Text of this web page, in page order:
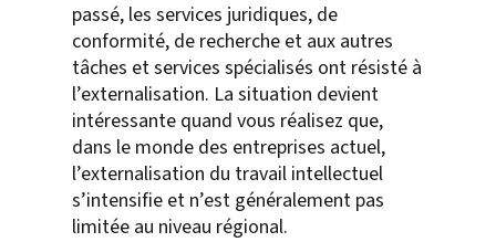
passé, les services juridiques, de
conformité, de recherche et aux autres
tâches et services spécialisés ont résisté à
l’externalisation. La situation devient
intéressante quand vous réalisez que,
dans le monde des entreprises actuel,
l’externalisation du travail intellectuel
s’intensifie et n’est généralement pas
limitée au niveau régional.